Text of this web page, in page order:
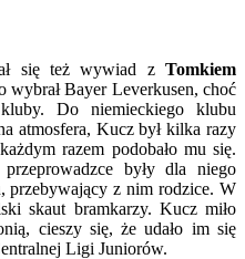
się też wywiad z Tomkiem
wybrał Bayer Leverkusen, choć
Do niemieckiego klubu
atmosfera, Kucz był kilka razy
razem podobało mu się.
były dla niego
przebywający z nim rodzice. W
skaut bramkarzy. Kucz miło
cieszy się, że udało im się
Ligi Juniorów.